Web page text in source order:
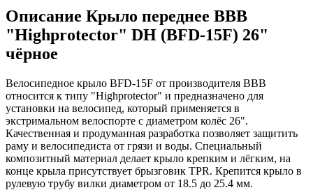
Описание Крыло переднее BBB
"Highprotector" DH (BFD-15F) 26"
чёрное
Велосипедное крыло BFD-15F от производителя BBB
относится к типу "Highprotector" и предназначено для
установки на велосипед, который применяется в
экстримальном велоспорте с диаметром колёс 26".
Качественная и продуманная разработка позволяет защитить
раму и велосипедиста от грязи и воды. Специальный
композитный материал делает крыло крепким и лёгким, на
конце крыла присутствует брызговик TPR. Крепится крыло в
рулевую трубу вилки диаметром от 18.5 до 25.4 мм.